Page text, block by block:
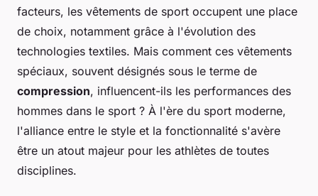
facteurs, les vêtements de sport occupent une place
de choix, notamment grâce à l'évolution des
technologies textiles. Mais comment ces vêtements
spéciaux, souvent désignés sous le terme de
compression, influencent-ils les performances des
hommes dans le sport ? À l'ère du sport moderne,
l'alliance entre le style et la fonctionnalité s'avère
être un atout majeur pour les athlètes de toutes
disciplines.